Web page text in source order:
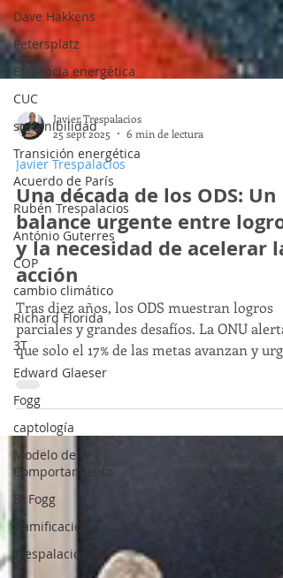
Dave Hakkens
Petersplatz
Eficiencia energética
CUC
sostenibilidad
Transición energética
Acuerdo de París
Rubén Trespalacios
António Guterres
COP
cambio climático
Richard Florida
3T
Edward Glaeser
Fogg
captología
Modelo de
Comportamiento
BJ Fogg
Gamificación
Trespalacios
Javier Trespalacios
25 sept 2025
6 min de lectura
Javier Trespalacios
Una década de los ODS: Un
balance urgente entre logros
y la necesidad de acelerar la
acción
Tras diez años, los ODS muestran logros
parciales y grandes desafíos. La ONU alerta
que solo el 17% de las metas avanzan y urge
intensificar la acción mundial.